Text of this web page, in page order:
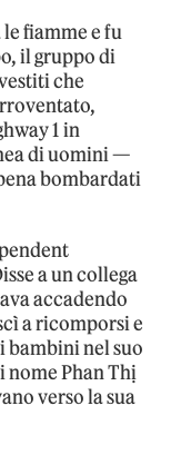
fiamme e fu
il gruppo di
che
1 in
di uomini —
bombardati
a un collega
accadendo
a ricomporsi e
bambini nel suo
nome Phan Thị
verso la sua